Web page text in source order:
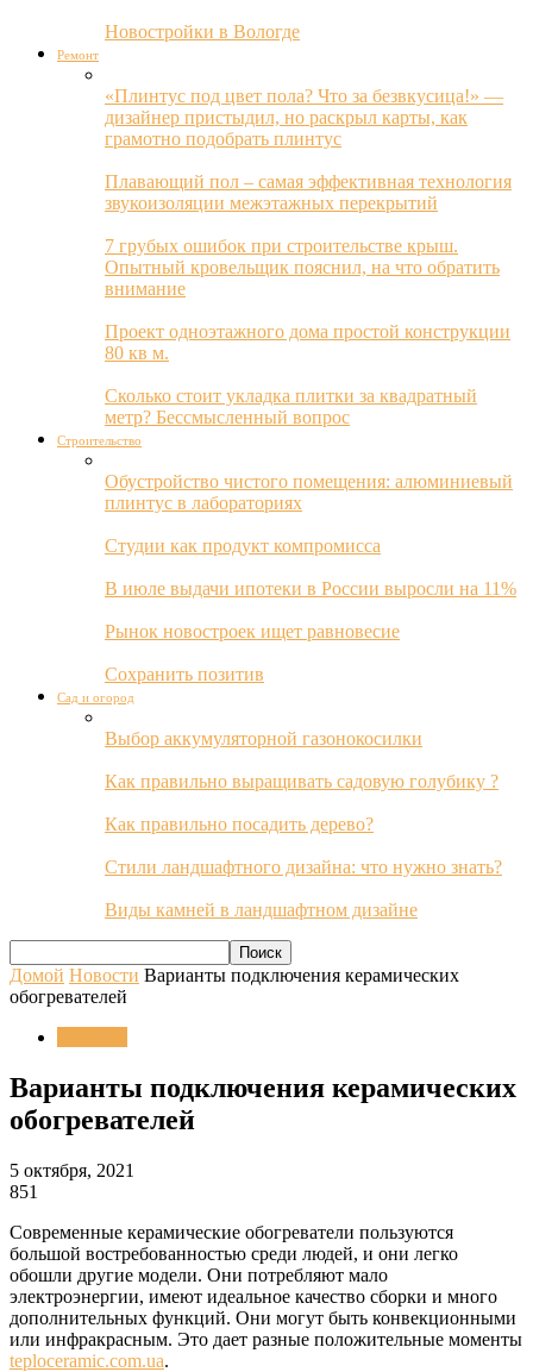
Новостройки в Вологде
Ремонт
«Плинтус под цвет пола? Что за безвкусица!» —
дизайнер пристыдил, но раскрыл карты, как
грамотно подобрать плинтус
Плавающий пол – самая эффективная технология
звукоизоляции межэтажных перекрытий
7 грубых ошибок при строительстве крыш.
Опытный кровельщик пояснил, на что обратить
внимание
Проект одноэтажного дома простой конструкции
80 кв м.
Сколько стоит укладка плитки за квадратный
метр? Бессмысленный вопрос
Строительство
Обустройство чистого помещения: алюминиевый
плинтус в лабораториях
Студии как продукт компромисса
В июле выдачи ипотеки в России выросли на 11%
Рынок новостроек ищет равновесие
Сохранить позитив
Сад и огород
Выбор аккумуляторной газонокосилки
Как правильно выращивать садовую голубику ?
Как правильно посадить дерево?
Стили ландшафтного дизайна: что нужно знать?
Виды камней в ландшафтном дизайне
Домой Новости Варианты подключения керамических
обогревателей
Варианты подключения керамических
обогревателей
5 октября, 2021
851
Современные керамические обогреватели пользуются
большой востребованностью среди людей, и они легко
обошли другие модели. Они потребляют мало
электроэнергии, имеют идеальное качество сборки и много
дополнительных функций. Они могут быть конвекционными
или инфракрасным. Это дает разные положительные моменты
teploceramic.com.ua.